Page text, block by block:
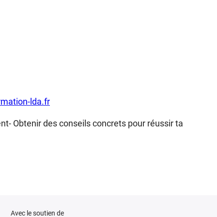
lda.fr
Obtenir des conseils concrets pour réussir ta
Avec le soutien de